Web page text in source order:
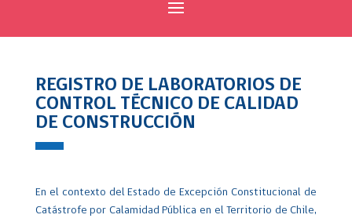
REGISTRO DE LABORATORIOS DE
CONTROL TÉCNICO DE CALIDAD
DE CONSTRUCCIÓN
En el contexto del Estado de Excepción Constitucional de
Catástrofe por Calamidad Pública en el Territorio de Chile,